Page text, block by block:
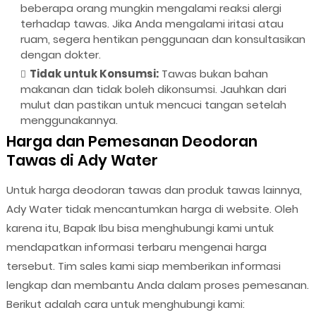
beberapa orang mungkin mengalami reaksi alergi
terhadap tawas. Jika Anda mengalami iritasi atau
ruam, segera hentikan penggunaan dan konsultasikan
dengan dokter.
Tidak untuk Konsumsi:Tawas bukan bahan
makanan dan tidak boleh dikonsumsi. Jauhkan dari
mulut dan pastikan untuk mencuci tangan setelah
menggunakannya.
Harga dan Pemesanan Deodoran
Tawas di Ady Water
Untuk harga deodoran tawas dan produk tawas lainnya,
Ady Water tidak mencantumkan harga di website. Oleh
karena itu, Bapak Ibu bisa menghubungi kami untuk
mendapatkan informasi terbaru mengenai harga
tersebut. Tim sales kami siap memberikan informasi
lengkap dan membantu Anda dalam proses pemesanan.
Berikut adalah cara untuk menghubungi kami: